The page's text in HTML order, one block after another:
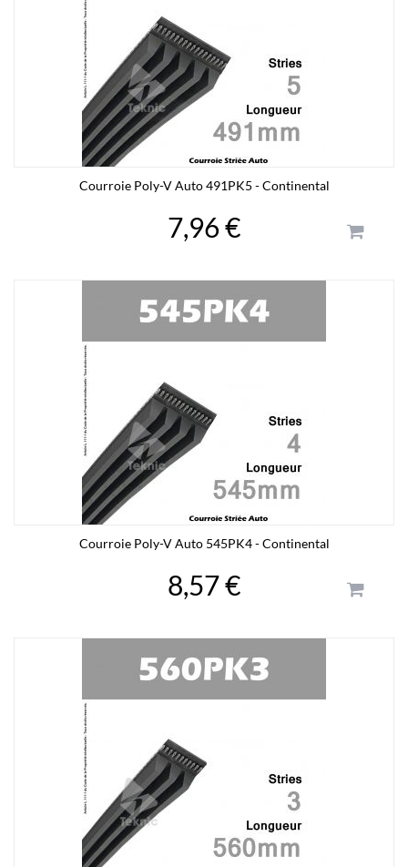
Courroie Poly-V Auto 491PK5 - Continental
7,96 €
Courroie Poly-V Auto 545PK4 - Continental
8,57 €